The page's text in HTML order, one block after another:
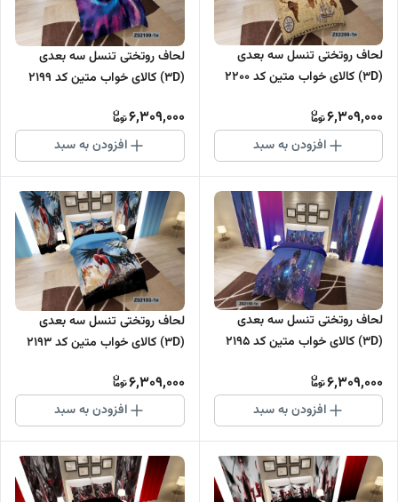
لحاف روتختی تنسل سه بعدی
(3D) کالای خواب متین کد 2200
6,309,000
افزودن به سبد
لحاف روتختی تنسل سه بعدی
(3D) کالای خواب متین کد 2199
6,309,000
افزودن به سبد
لحاف روتختی تنسل سه بعدی
(3D) کالای خواب متین کد 2195
6,309,000
افزودن به سبد
لحاف روتختی تنسل سه بعدی
(3D) کالای خواب متین کد 2193
6,309,000
افزودن به سبد